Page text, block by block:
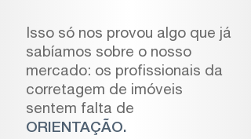
Isso só nos provou algo que já
sabíamos sobre o nosso
mercado: os profissionais da
corretagem de imóveis
sentem falta de
ORIENTAÇÃO.